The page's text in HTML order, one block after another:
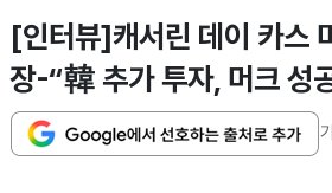
[인터뷰]캐서린 데이 카스
장-“韓 추가 투자, 머크 성